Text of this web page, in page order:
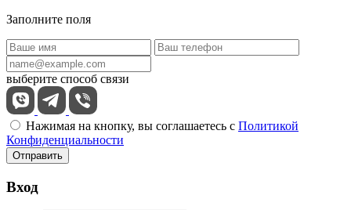
Заполните поля
выберите способ связи
Нажимая на кнопку, вы соглашаетесь с Политикой
Конфиденциальности
Отправить
Вход